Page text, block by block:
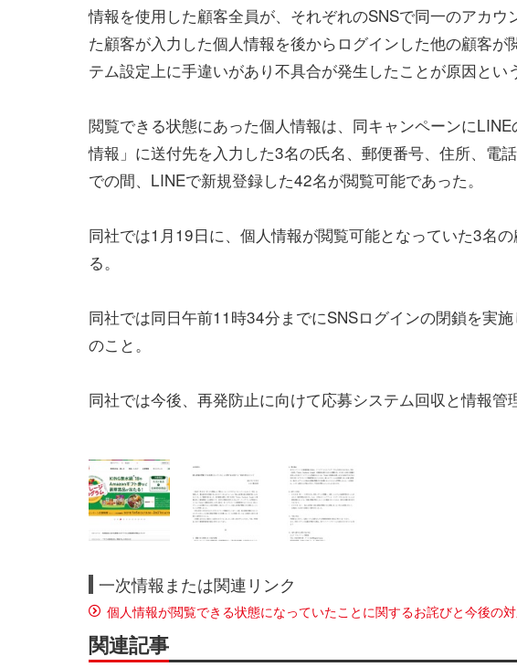
情報を使用した顧客全員が、それぞれのSNSで同一のアカ
た顧客が入力した個人情報を後からログインした他の顧客
テム設定上に手違いがあり不具合が発生したことが原因という
閲覧できる状態にあった個人情報は、同キャンペーンに
情報」に送付先を入力した3名の氏名、郵便番号、住所、電
での間、LINEで新規登録した42名が閲覧可能であった。
同社では1月19日に、個人情報が閲覧可能となっていた3名
る。
同社では同日午前11時34分までにSNSログインの閉鎖を実
のこと。
同社では今後、再発防止に向けて応募システム回収と情報管
一次情報または関連リンク
個人情報が閲覧できる状態になっていたことに関するお詫びと今後の
関連記事